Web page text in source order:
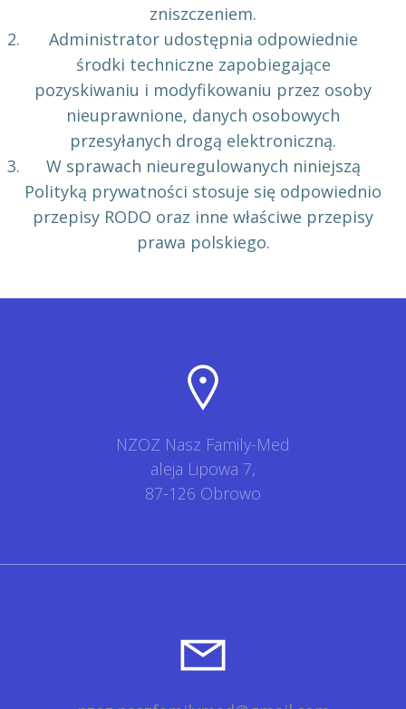
zniszczeniem.
Administrator udostępnia odpowiednie
środki techniczne zapobiegające
pozyskiwaniu i modyfikowaniu przez osoby
nieuprawnione, danych osobowych
przesyłanych drogą elektroniczną.
W sprawach nieuregulowanych niniejszą
Polityką prywatności stosuje się odpowiednio
przepisy RODO oraz inne właściwe przepisy
prawa polskiego.
NZOZ Nasz Family-Med
aleja Lipowa 7,
87-126 Obrowo